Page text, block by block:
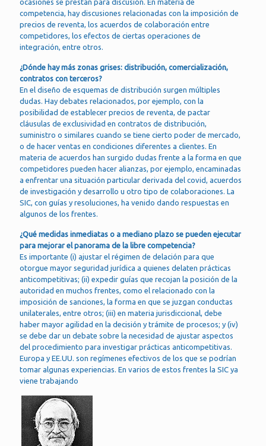
ocasiones se prestan para discusión. En materia de
competencia, hay discusiones relacionadas con la imposición de
precios de reventa, los acuerdos de colaboración entre
competidores, los efectos de ciertas operaciones de
integración, entre otros.
¿Dónde hay más zonas grises: distribución, comercialización,
contratos con terceros?
En el diseño de esquemas de distribución surgen múltiples
dudas. Hay debates relacionados, por ejemplo, con la
posibilidad de establecer precios de reventa, de pactar
cláusulas de exclusividad en contratos de distribución,
suministro o similares cuando se tiene cierto poder de mercado,
o de hacer ventas en condiciones diferentes a clientes. En
materia de acuerdos han surgido dudas frente a la forma en que
competidores pueden hacer alianzas, por ejemplo, encaminadas
a enfrentar una situación particular derivada del covid, acuerdos
de investigación y desarrollo u otro tipo de colaboraciones. La
SIC, con guías y resoluciones, ha venido dando respuestas en
algunos de los frentes.
¿Qué medidas inmediatas o a mediano plazo se pueden ejecutar
para mejorar el panorama de la libre competencia?
Es importante (i) ajustar el régimen de delación para que
otorgue mayor seguridad jurídica a quienes delaten prácticas
anticompetitivas; (ii) expedir guías que recojan la posición de la
autoridad en muchos frentes, como el relacionado con la
imposición de sanciones, la forma en que se juzgan conductas
unilaterales, entre otros; (iii) en materia jurisdiccional, debe
haber mayor agilidad en la decisión y trámite de procesos; y (iv)
se debe dar un debate sobre la necesidad de ajustar aspectos
del procedimiento para investigar prácticas anticompetitivas.
Europa y EE.UU. son regímenes efectivos de los que se podrían
tomar algunas experiencias. En varios de estos frentes la SIC ya
viene trabajando